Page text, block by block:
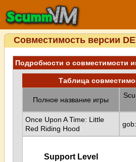
Совместимость версии
Подробности о совместимости
Таблица
Полное название игры
Once Upon A Time: Little
Red Riding Hood
Support Level